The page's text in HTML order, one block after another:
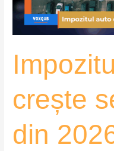
crește
din
VoxQub